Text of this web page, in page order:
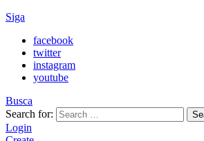
Siga
facebook
twitter
instagram
youtube
Busca
Search for:
Login